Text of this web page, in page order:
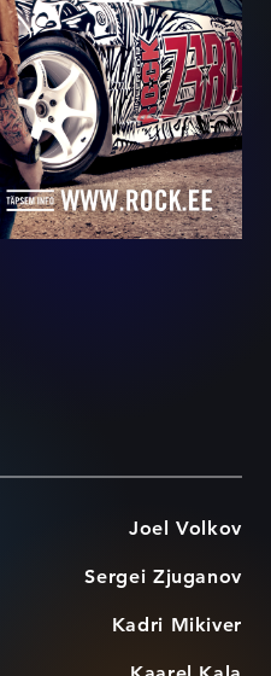
Joel Volkov
Sergei Zjuganov
Kadri Mikiver